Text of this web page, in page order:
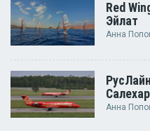
Red
Эйлат
Анна
Анна